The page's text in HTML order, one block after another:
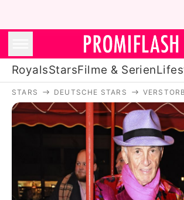
RoyalsStarsFilme & Serien
Royals
Stars
Filme & Serien
Lifestyle
STARS DEUTSCHE STARS